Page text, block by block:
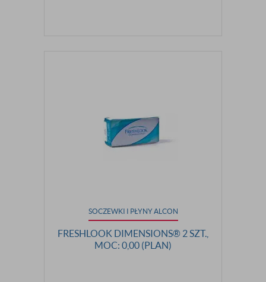
SOCZEWKI I PŁYNY ALCON
FRESHLOOK DIMENSIONS® 2 SZT.,
MOC: 0,00 (PLAN)